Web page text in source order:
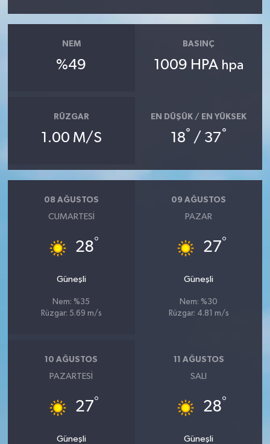
NEM
%49
BASINÇ
1009 HPA hpa
RÜZGAR
1.00 M/S
EN DÜŞÜK / EN YÜKSEK
18° / 37°
08 AĞUSTOS
CUMARTESI
28°
Güneşli
Nem: %35
Rüzgar: 5.69 m/s
09 AĞUSTOS
PAZAR
27°
Güneşli
Nem: %30
Rüzgar: 4.81 m/s
10 AĞUSTOS
PAZARTESI
27°
Güneşli
11 AĞUSTOS
SALI
28°
Güneşli